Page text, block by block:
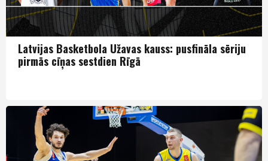
Latvijas Basketbola Užavas kauss: pusfināla sēriju
pirmās cīņas sestdien Rīgā